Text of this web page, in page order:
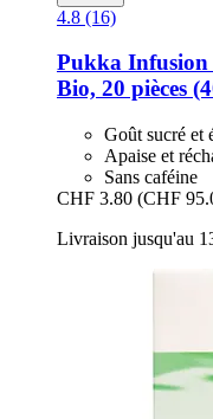
4.8 (16)
Pukka Infusion
Bio, 20 pièces
Goût sucré et
Apaise et
Sans caféine
CHF 3.80 (CHF
Livraison jusqu'au